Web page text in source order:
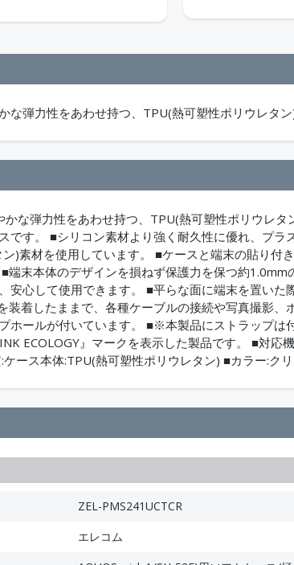
な弾力性をあわせ持つ、TPU(熱可塑性ポリウレタン
かな弾力性をあわせ持つ、TPU(熱可塑性ポリウレ
です。 ■シリコン素材より強く耐久性に優れ、プラ
)素材を使用しています。 ■ケースと端末の貼り付
端末本体のデザインを損ねず保護力を保つ約
安心して使用できます。 ■平らな面に端末を置い
装着したままで、各種ケーブルの接続や写真撮影、
ホールが付いています。 ■※本製品にストラップは
ECOLOGY』マークを表示した製品です。 ■対応
ース本体:TPU(熱可塑性ポリウレタン) ■カラー:ク
ZEL-PMS241UCTCR
エレコム